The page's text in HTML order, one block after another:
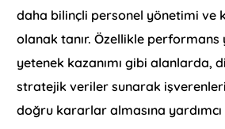
daha bilinçli personel yönetimi ve
olanak tanır. Özellikle performans
yetenek kazanımı gibi alanlarda,
stratejik veriler sunarak
doğru kararlar almasına yardımcı